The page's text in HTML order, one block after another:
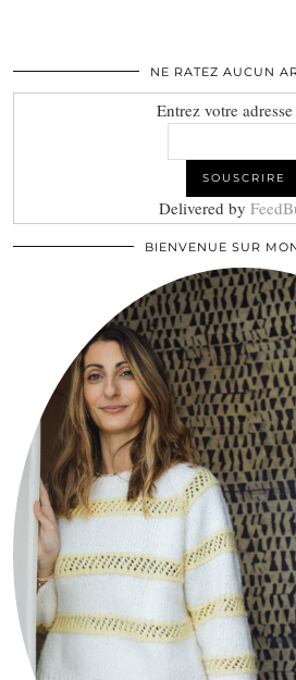
NE RATEZ AUCUN
Entrez votre
Delivered by
BIENVENUE SUR